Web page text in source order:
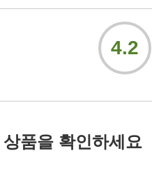
4.2
품을 확인하세요